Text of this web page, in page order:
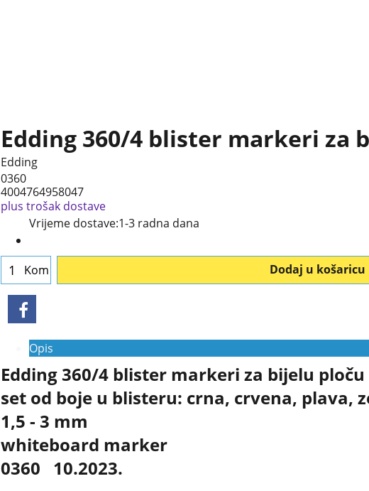
Edding 360/4 blister markeri za
Edding
0360
4004764958047
plus trošak dostave
Vrijeme dostave:1-3 radna dana
Kom Dodaj u košaricu
Opis
Edding 360/4 blister markeri za bijelu ploču
set od boje u blisteru: crna, crvena, plava,
1,5 - 3 mm
whiteboard marker
0360 10.2023.